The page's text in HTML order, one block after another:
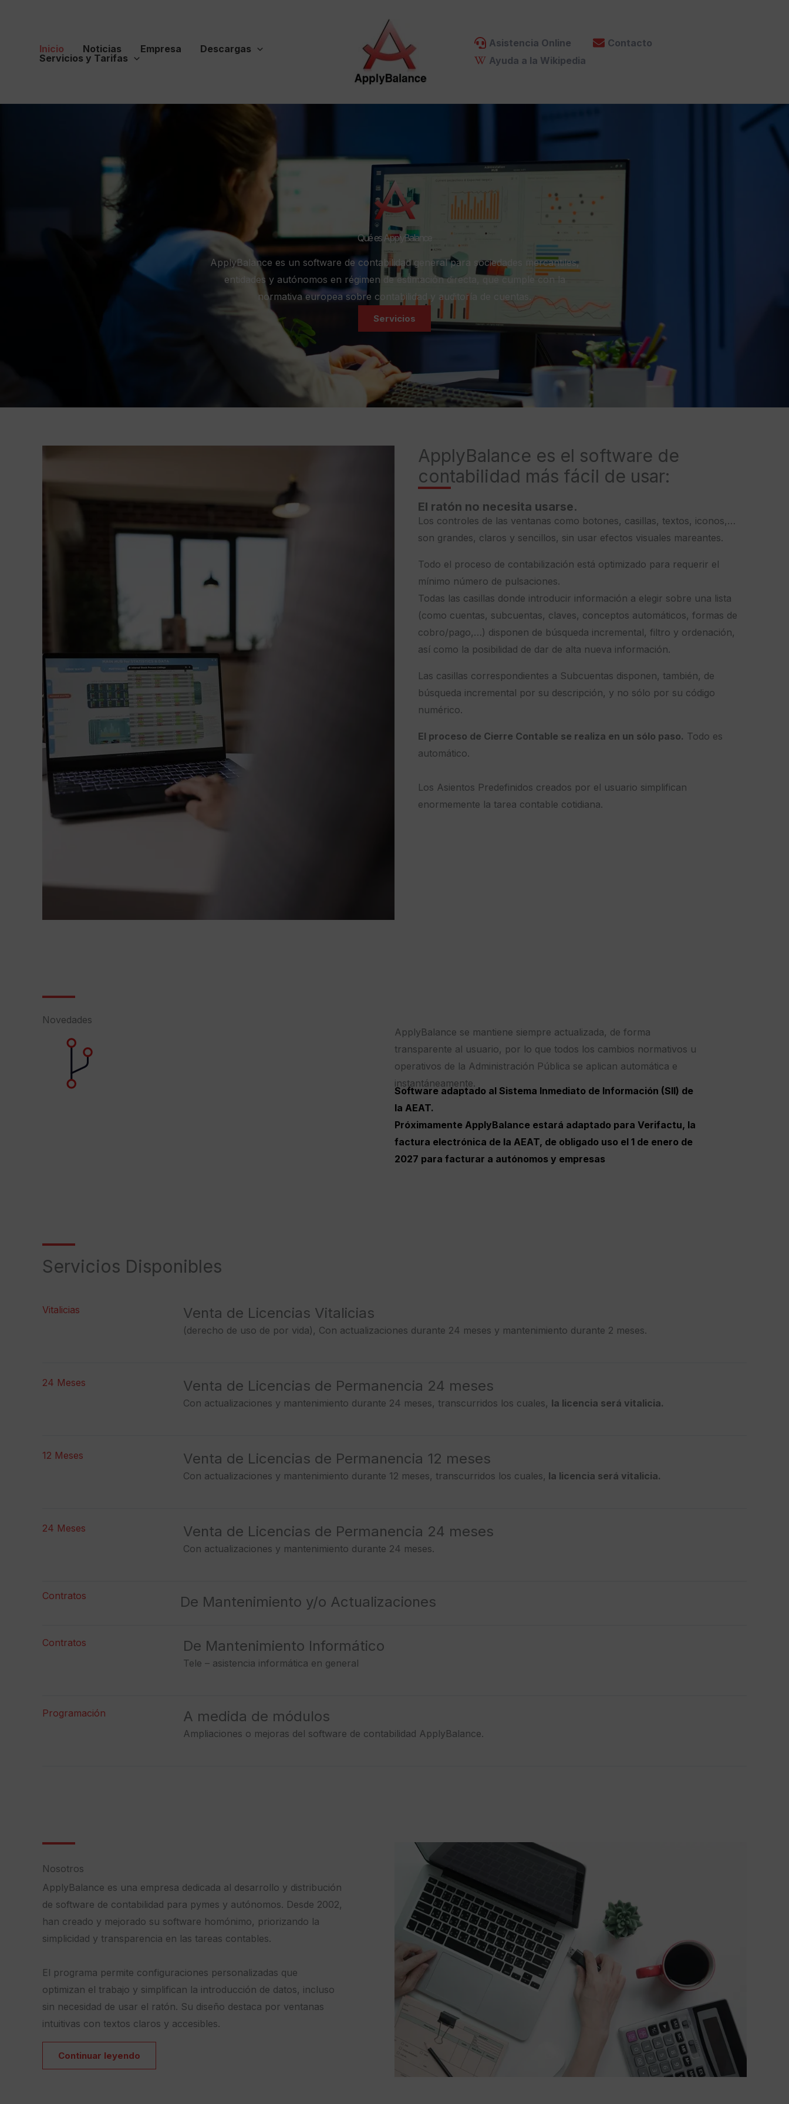
Inicio Noticias Empresa
Descargas
Servicios y Tarifas
Asistencia Online
Contacto
Ayuda a la Wikipedia
Qué es ApplyBalance
ApplyBalance es un software de contabilidad general para sociedades mercantiles,
entidades y autónomos en régimen de estimación directa, que cumple con la
normativa europea sobre contabilidad y auditoría de cuentas.
Servicios
ApplyBalance es el software de
contabilidad más fácil de usar:
El ratón no necesita usarse.
Los controles de las ventanas como botones, casillas, textos, iconos,…
son grandes, claros y sencillos, sin usar efectos visuales mareantes.
Todo el proceso de contabilización está optimizado para requerir el
mínimo número de pulsaciones.
Todas las casillas donde introducir información a elegir sobre una lista
(como cuentas, subcuentas, claves, conceptos automáticos, formas de
cobro/pago,…) disponen de búsqueda incremental, filtro y ordenación,
así como la posibilidad de dar de alta nueva información.
Las casillas correspondientes a Subcuentas disponen, también, de
búsqueda incremental por su descripción, y no sólo por su código
numérico.
El proceso de Cierre Contable se realiza en un sólo paso. Todo es
automático.
Los Asientos Predefinidos creados por el usuario simplifican
enormemente la tarea contable cotidiana.
Novedades
ApplyBalance se mantiene siempre actualizada, de forma
transparente al usuario, por lo que todos los cambios normativos u
operativos de la Administración Pública se aplican automática e
instantáneamente.
Software adaptado al Sistema Inmediato de Información (SII) de
la AEAT.
Próximamente ApplyBalance estará adaptado para Verifactu, la
factura electrónica de la AEAT, de obligado uso el 1 de enero de
2027 para facturar a autónomos y empresas
Servicios Disponibles
Vitalicias Venta de Licencias Vitalicias
(derecho de uso de por vida), Con actualizaciones durante 24 meses y mantenimiento durante 2 meses.
24 Meses Venta de Licencias de Permanencia 24 meses
Con actualizaciones y mantenimiento durante 24 meses, transcurridos los cuales, la licencia será vitalicia.
12 Meses Venta de Licencias de Permanencia 12 meses
Con actualizaciones y mantenimiento durante 12 meses, transcurridos los cuales, la licencia será vitalicia.
24 Meses Venta de Licencias de Permanencia 24 meses
Con actualizaciones y mantenimiento durante 24 meses.
Contratos De Mantenimiento y/o Actualizaciones
Contratos De Mantenimiento Informático
Tele – asistencia informática en general
Programación A medida de módulos
Ampliaciones o mejoras del software de contabilidad ApplyBalance.
Nosotros
ApplyBalance es una empresa dedicada al desarrollo y distribución
de software de contabilidad para pymes y autónomos. Desde 2002,
han creado y mejorado su software homónimo, priorizando la
simplicidad y transparencia en las tareas contables.
El programa permite configuraciones personalizadas que
optimizan el trabajo y simplifican la introducción de datos, incluso
sin necesidad de usar el ratón. Su diseño destaca por ventanas
intuitivas con textos claros y accesibles.
Continuar leyendo